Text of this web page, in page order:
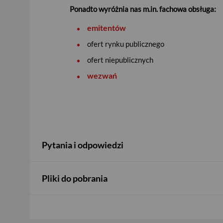
Ponadto wyróżnia nas m.in. fachowa obsługa:
emitentów
ofert rynku publicznego
ofert niepublicznych
wezwań
Korzystanie z powyższych usług wymaga ich
Pytania i odpowiedzi
Pliki do pobrania